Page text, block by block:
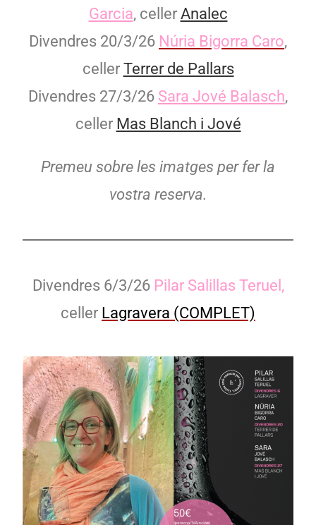
Garcia, celler Analec
Divendres 20/3/26 Núria Bigorra Caro,
celler Terrer de Pallars
Divendres 27/3/26 Sara Jové Balasch,
celler Mas Blanch i Jové
Premeu sobre les imatges per fer la
vostra reserva.
Divendres 6/3/26 Pilar Salillas Teruel,
celler Lagravera (COMPLET)